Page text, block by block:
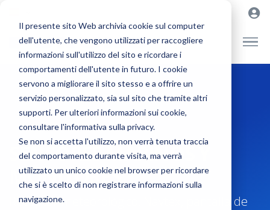
Il presente sito Web archivia cookie sul computer
dell'utente, che vengono utilizzati per raccogliere
informazioni sull'utilizzo del sito e ricordare i
comportamenti dell'utente in futuro. I cookie
servono a migliorare il sito stesso e a offrire un
servizio personalizzato, sia sul sito che tramite altri
supporti. Per ulteriori informazioni sui cookie,
consultare l'informativa sulla privacy.
Se non si accetta l'utilizzo, non verrà tenuta traccia
del comportamento durante visita, ma verrà
utilizzato un unico cookie nel browser per ricordare
che si è scelto di non registrare informazioni sulla
navigazione.
SENSORES MARINOS Y
MONITORES
Receptor meteorológico, Navtex, pantalla de